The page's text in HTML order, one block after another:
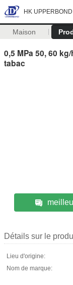
HK
Maison
0,5 MPa 50, 60
tabac
Détails sur le
Lieu d'origine:
Nom de marque: